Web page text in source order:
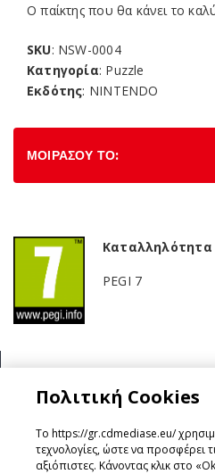
Ο παίκτης που θα κάνει το
SKU: NSW-0004
Κατηγορία: Puzzle
Εκδότης: NINTENDO
ΜΟΙΡΑΣΟΥ ΤΟ:
Καταλληλότητα
PEGI 7
PuzzleΠολιτική Cookies
Το https://gr.cdmediase.eu/
τεχνολογίες, ώστε να προσφέρει
αξιόπιστες. Κάνοντας κλικ στο